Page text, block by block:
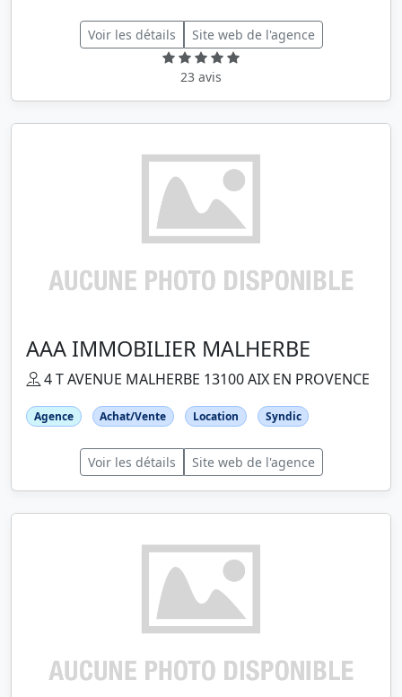
Voir les détails Site web de l'agence
23 avis
AAA IMMOBILIER MALHERBE
4 T AVENUE MALHERBE 13100 AIX EN PROVENCE
Agence Achat/Vente Location Syndic
Voir les détails Site web de l'agence